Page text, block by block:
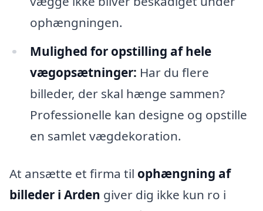
ophængningen.
Mulighed for opstilling af hele
vægopsætninger: Har du flere
billeder, der skal hænge sammen?
Professionelle kan designe og opstille
en samlet vægdekoration.
At ansætte et firma til ophængning af
billeder i Arden giver dig ikke kun ro i